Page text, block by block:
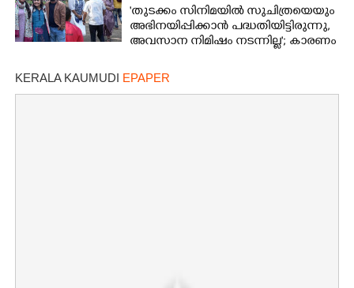
'തുടക്കം സിനിമയിൽ സുചിത്രയെയും
അഭിനയിപ്പിക്കാൻ പദ്ധതിയിട്ടിരുന്നു,​
അവസാന നിമിഷം നടന്നില്ല'; കാരണം
KERALA KAUMUDI EPAPER